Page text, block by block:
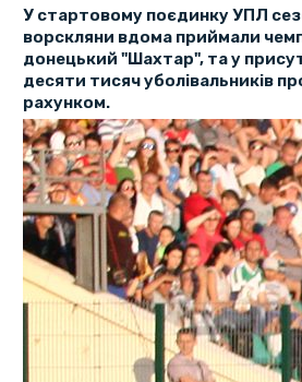
У стартовому поєдинку УПЛ
ворскляни вдома приймали
донецький "Шахтар", та у
десяти тисяч уболівальників
рахунком.